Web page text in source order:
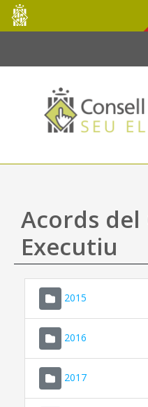
Salta al contingut principal
Consell
de
Mallorca
Acords del
Executiu
2015
2016
2017